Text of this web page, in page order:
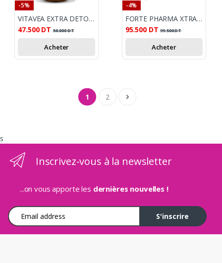
-5%
VITAVEA EXTRA DETOX DRAINEUR CITRON 500ML
47.500 DT 50.000DT
Acheter
-4%
FORTE PHARMA XTRASLIM COUPE FAIM 60G
95.500 DT 99.500DT
Acheter
1 2
s
Inscrivez-vous à la newsletter
...on vous apporte les dernières nouvelles !
Adresse e-mail
S'inscrire